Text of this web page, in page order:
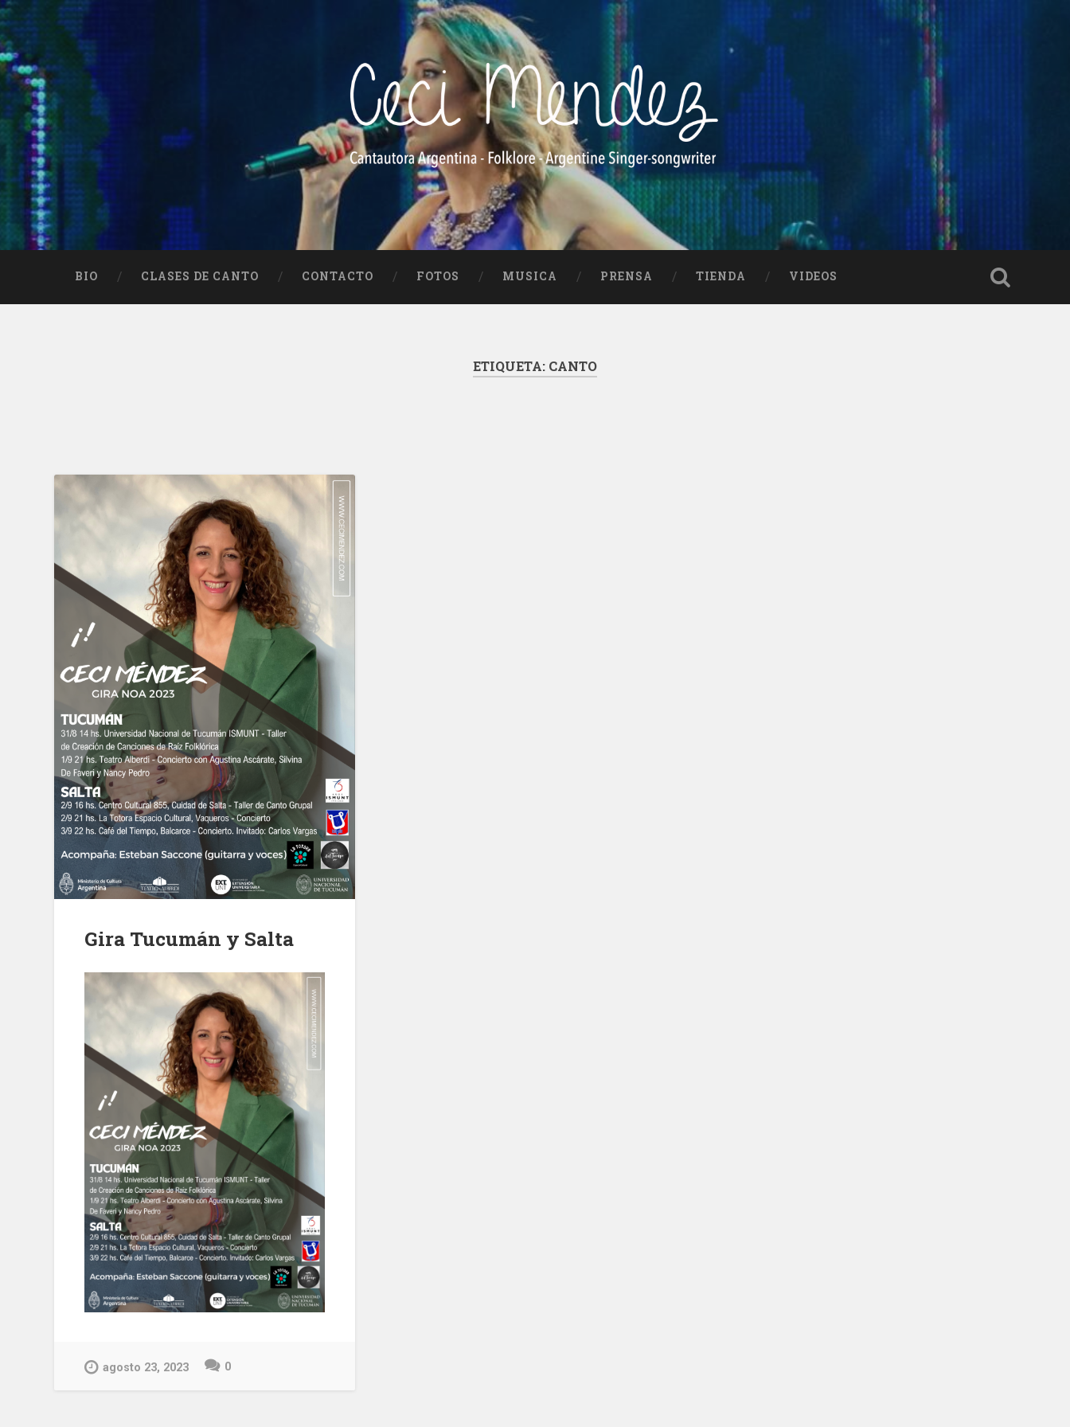
Skip
to
content
Search
Ceci Méndez
Cantautora Argentina – Folklore – Argentine Singer-songwriter
BIO CLASES DE CANTO CONTACTO FOTOS MUSICA PRENSA TIENDA VIDEOS
ETIQUETA: CANTO
Gira Tucumán y Salta
agosto 23, 2023 0